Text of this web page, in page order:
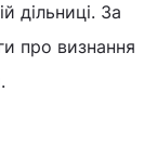
дільниці. За
про визнання